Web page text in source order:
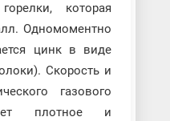
которая
Одномоментно
цинк в виде
Скорость и
газового
плотное и